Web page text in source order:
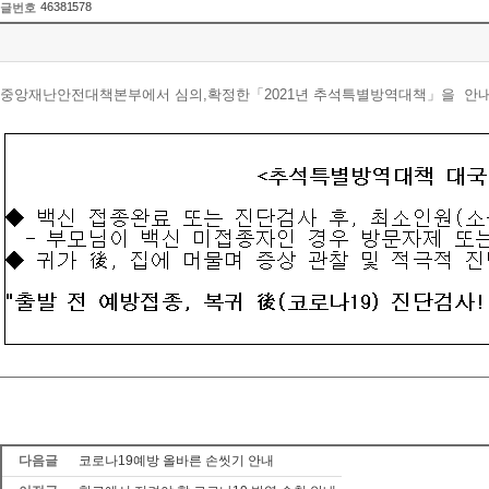
글번호 46381578
중앙재난안전대책본부에서 심의,확정한「2021년 추석특별방역대책」을 안
다음글
코로나19예방 올바른 손씻기 안내